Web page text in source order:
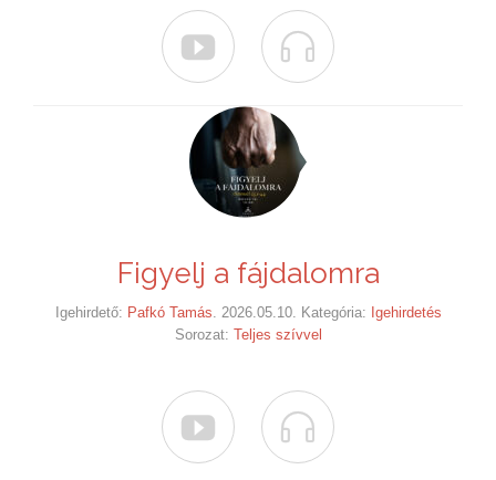
 
Figyelj a fájdalomra
Igehirdető: Pafkó Tamás . 2026.05.10. Kategória: Igehirdetés
Sorozat: Teljes szívvel
 